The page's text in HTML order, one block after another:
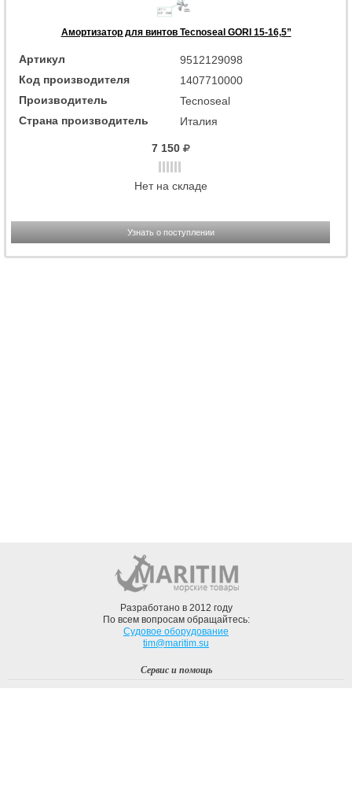
Амортизатор для винтов Tecnoseal GORI 15-16,5”
Артикул
9512129098
Код производителя
1407710000
Производитель
Tecnoseal
Страна производитель
Италия
7 150
Нет на складе
Узнать о поступлении
Разработано в 2012 году
По всем вопросам обращайтесь:
Судовое оборудование
tim@maritim.su
Сервис и помощь